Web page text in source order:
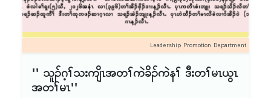
Leadership Promotion Department
'' သူၣ်ဂ့ၢ်သးကျိၤအတၢ်ကဲခိၣ်ကဲနၢ် ဒီးတၢ်မၤယွၤ
အတၢ်မၤ''